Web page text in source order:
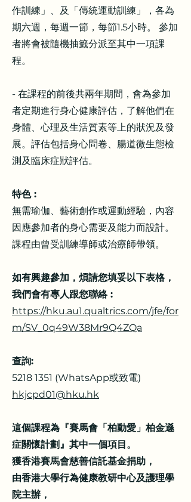
作訓練」、及「傳統運動訓練」，各為
期六週，每週一節，每節1.5小時。 參加
者將會被隨機抽籤分派至其中一項課
程。
- 在課程的前後共兩年期間，會為參加
者定期進行身心健康評估，了解他們在
身體、心理及生活質素等上的狀況及發
展。評估包括身心問卷、腸道微生態檢
測及臨床症狀評估。
特色 :
無需瑜伽、藝術創作或運動經驗，內容
因應參加者的身心需要及能力而設計。
課程由曾受訓練導師或治療師帶領。
如有興趣參加，煩請您填妥以下表格，
我們會有專人跟您聯絡 :
https://hku.au1.qualtrics.com/jfe/for
m/SV_0q49W38Mr9Q4ZQa
查詢:
5218 1351 (WhatsApp或致電)
hkjcpd01@hku.hk
這個課程為『賽馬會「柏動愛」柏金遜
症關懷計劃』其中一個項目。
獲香港賽馬會慈善信託基金捐助，
由香港大學行為健康教研中心及護理學
院主辦，